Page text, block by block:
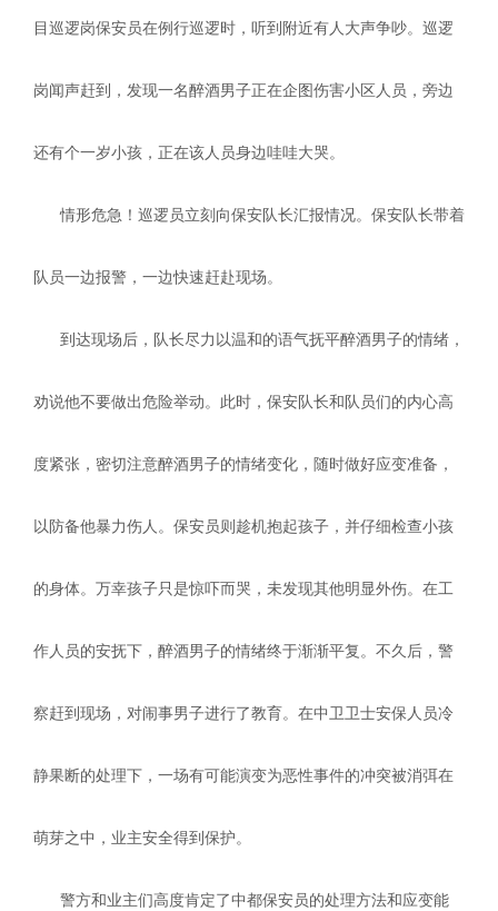
目巡逻岗保安员在例行巡逻时，听到附近有人大声争吵。巡逻
岗闻声赶到，发现一名醉酒男子正在企图伤害小区人员，旁边
还有个一岁小孩，正在该人员身边哇哇大哭。
情形危急！巡逻员立刻向保安队长汇报情况。保安队长带着
队员一边报警，一边快速赶赴现场。
到达现场后，队长尽力以温和的语气抚平醉酒男子的情绪，
劝说他不要做出危险举动。此时，保安队长和队员们的内心高
度紧张，密切注意醉酒男子的情绪变化，随时做好应变准备，
以防备他暴力伤人。保安员则趁机抱起孩子，并仔细检查小孩
的身体。万幸孩子只是惊吓而哭，未发现其他明显外伤。在工
作人员的安抚下，醉酒男子的情绪终于渐渐平复。不久后，警
察赶到现场，对闹事男子进行了教育。在中卫卫士安保人员冷
静果断的处理下，一场有可能演变为恶性事件的冲突被消弭在
萌芽之中，业主安全得到保护。
警方和业主们高度肯定了中都保安员的处理方法和应变能